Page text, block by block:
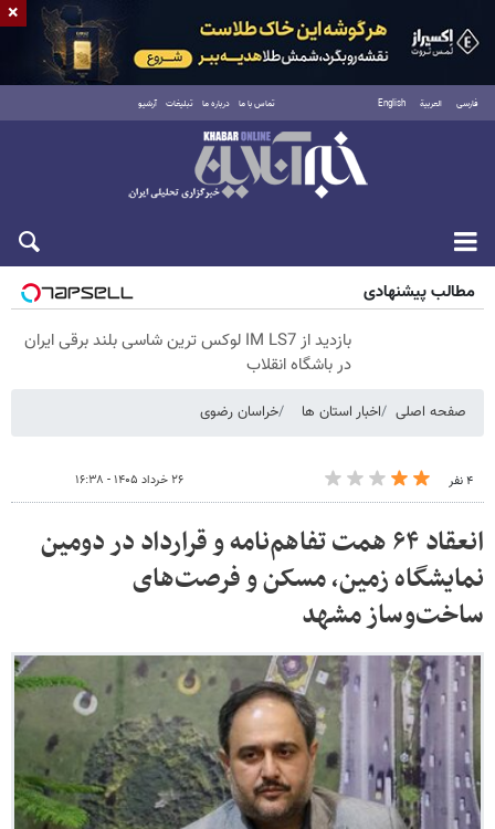
فارسی العربية English تماس با ما درباره ما تبلیغات آرشیو
پنجشنبه ۱۵ مرداد ۱۴۰۵
مطالب پیشنهادی
بازدید از IM LS7 لوکس ترین شاسی بلند برقی ایران
در باشگاه انقلاب
صفحه اصلی اخبار استان ها خراسان رضوی
۴ نفر ۲۶ خرداد ۱۴۰۵ - ۱۶:۳۸
انعقاد ۶۴ همت تفاهم‌نامه و قرارداد در دومین
نمایشگاه زمین، مسکن و فرصت‌های
ساخت‌وساز مشهد
×